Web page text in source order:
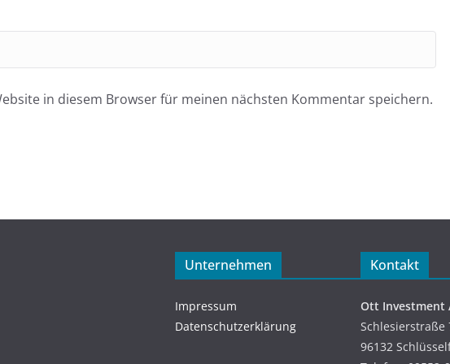
in diesem Browser für meinen nächsten Kommentar speichern.
Unternehmen
Impressum
Datenschutzerklärung
Kontakt
Ott Investment
Schlesierstraße
96132